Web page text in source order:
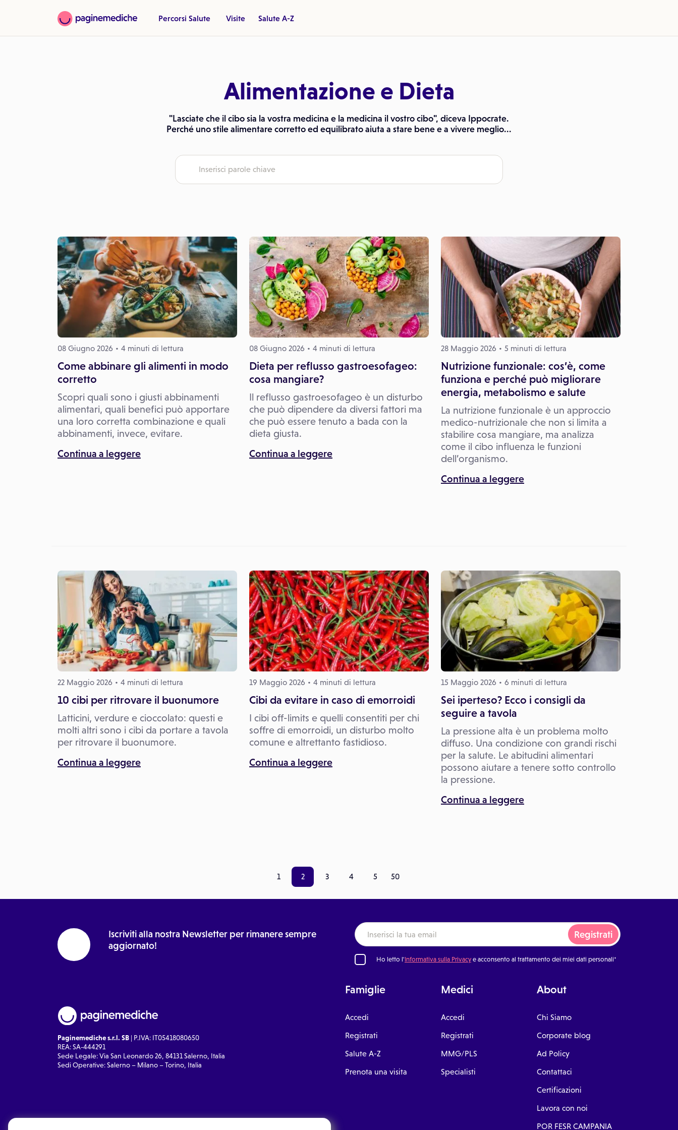
Percorsi Salute Visite Salute A-Z
Alimentazione e Dieta
"Lasciate che il cibo sia la vostra medicina e la medicina il vostro cibo", diceva Ippocrate.
Perché uno stile alimentare corretto ed equilibrato aiuta a stare bene e a vivere meglio...
08 Giugno 2026 4 minuti di lettura
Come abbinare gli alimenti in modo
corretto
Scopri quali sono i giusti abbinamenti
alimentari, quali benefici può apportare
una loro corretta combinazione e quali
abbinamenti, invece, evitare.
Continua a leggere
08 Giugno 2026 4 minuti di lettura
Dieta per reflusso gastroesofageo:
cosa mangiare?
Il reflusso gastroesofageo è un disturbo
che può dipendere da diversi fattori ma
che può essere tenuto a bada con la
dieta giusta.
Continua a leggere
28 Maggio 2026 5 minuti di lettura
Nutrizione funzionale: cos’è, come
funziona e perché può migliorare
energia, metabolismo e salute
La nutrizione funzionale è un approccio
medico-nutrizionale che non si limita a
stabilire cosa mangiare, ma analizza
come il cibo influenza le funzioni
dell’organismo.
Continua a leggere
22 Maggio 2026 4 minuti di lettura
10 cibi per ritrovare il buonumore
Latticini, verdure e cioccolato: questi e
molti altri sono i cibi da portare a tavola
per ritrovare il buonumore.
Continua a leggere
19 Maggio 2026 4 minuti di lettura
Cibi da evitare in caso di emorroidi
I cibi off-limits e quelli consentiti per chi
soffre di emorroidi, un disturbo molto
comune e altrettanto fastidioso.
Continua a leggere
15 Maggio 2026 6 minuti di lettura
Sei iperteso? Ecco i consigli da
seguire a tavola
La pressione alta è un problema molto
diffuso. Una condizione con grandi rischi
per la salute. Le abitudini alimentari
possono aiutare a tenere sotto controllo
la pressione.
Continua a leggere
1 2 3 4 5 50
Iscriviti alla nostra Newsletter per rimanere sempre
aggiornato!
Registrati
Ho letto l'Informativa sulla Privacye acconsento al trattamento dei miei dati personali*
Paginemediche s.r.l. SB | P.IVA: IT05418080650
REA: SA-444291
Sede Legale: Via San Leonardo 26, 84131 Salerno, Italia
Sedi Operative: Salerno – Milano – Torino, Italia
Famiglie
Accedi
Registrati
Salute A-Z
Prenota una visita
Medici
Accedi
Registrati
MMG/PLS
Specialisti
About
Chi Siamo
Corporate blog
Ad Policy
Contattaci
Certificazioni
Lavora con noi
POR FESR CAMPANIA